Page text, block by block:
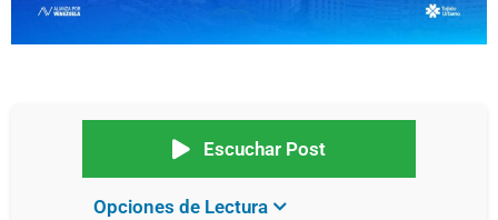
Escuchar Post
Opciones de Lectura